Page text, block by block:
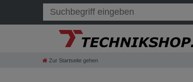
Zur Startseite gehen